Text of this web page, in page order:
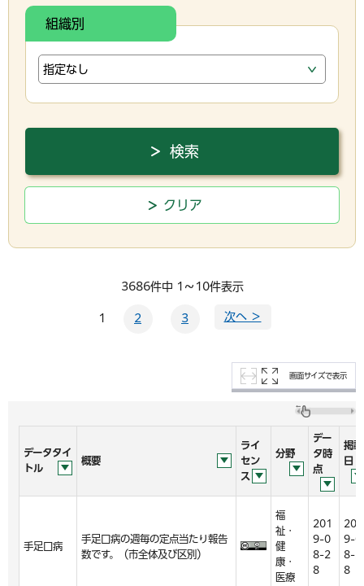
組織別
3686件中 1～10件表示
1 2 3 次へ ＞
画面サイズで表示
データタイ
トル
概要
ライ
セン
ス
分野
デー
タ時
点
掲載
日
手足口病
手足口病の週毎の定点当たり報告
数です。（市全体及び区別）
福
祉・
健
康・
医療
201
9-0
8-2
8
201
9-0
8-2
8